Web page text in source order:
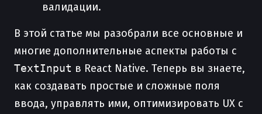
валидации.
В этой статье мы разобрали все основные и
многие дополнительные аспекты работы с
TextInput в React Native. Теперь вы знаете,
как создавать простые и сложные поля
ввода, управлять ими, оптимизировать UX с